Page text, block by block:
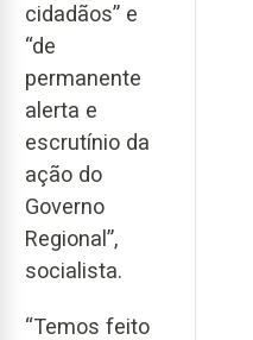
cidadãos” e
“de
permanente
alerta e
escrutínio da
ação do
Governo
Regional”,
socialista.
“Temos feito